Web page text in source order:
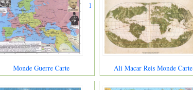
1
Monde Guerre Carte Ali Macar Reis Monde Carte